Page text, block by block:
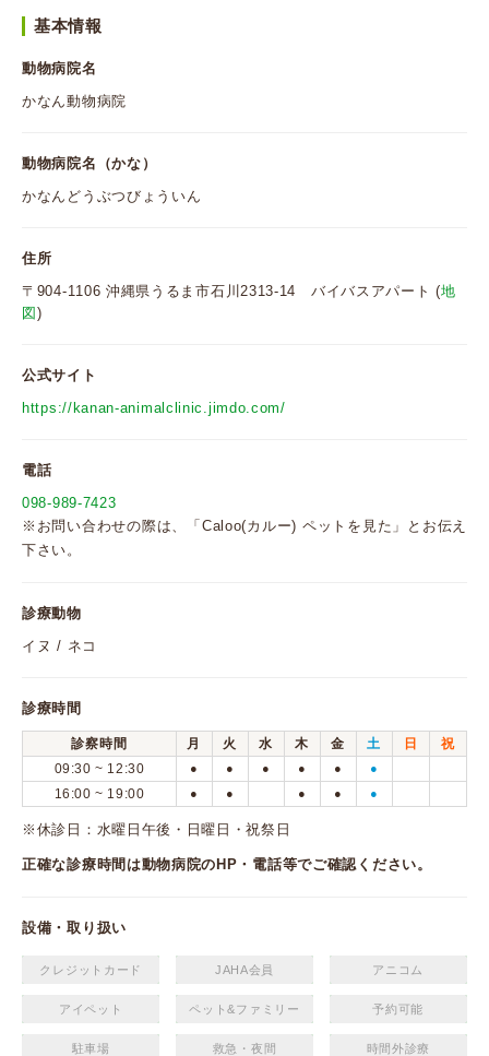
基本情報
動物病院名
かなん動物病院
動物病院名（かな）
かなんどうぶつびょういん
住所
〒904-1106 沖縄県うるま市石川2313-14 バイバスアパート (地
図 )
公式サイト
https://kanan-animalclinic.jimdo.com/
電話
098-989-7423
※お問い合わせの際は、「Caloo(カルー) ペットを見た」とお伝え
下さい。
診療動物
イヌ / ネコ
診療時間
診察時間 月 火 水 木 金 土 日
祝
09:30 ~ 12:30
● ● ● ● ● ●
16:00 ~ 19:00 ● ● ● ● ●
※休診日：水曜日午後・日曜日・祝祭日
正確な診療時間は動物病院のHP・電話等でご確認ください。
設備・取り扱い
クレジットカード JAHA会員 アニコム
アイペット ペット&ファミリー 予約可能
駐車場 救急・夜間 時間外診療